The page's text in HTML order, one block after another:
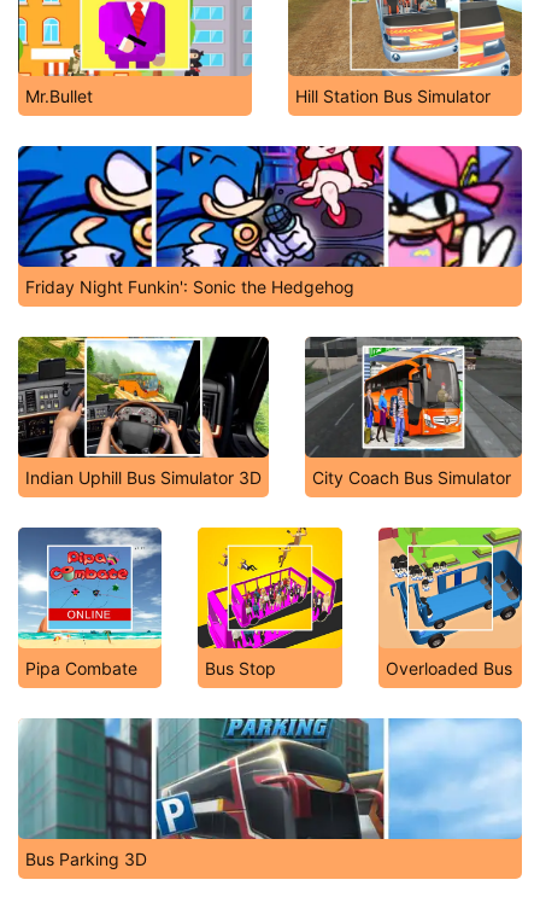
Mr.Bullet Hill Station Bus Simulator
Friday Night Funkin': Sonic the Hedgehog
Indian Uphill Bus Simulator 3D City Coach Bus Simulator
Pipa Combate Bus Stop Overloaded Bus
Bus Parking 3D